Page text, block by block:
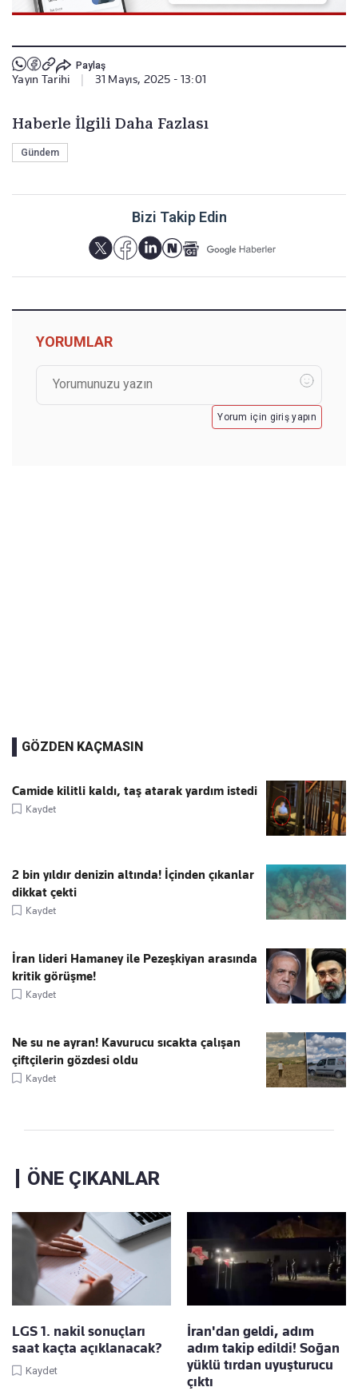
Paylaş
Yayın Tarihi 31 Mayıs, 2025 - 13:01
Haberle İlgili Daha Fazlası
Gündem
Bizi Takip Edin
YORUMLAR
Yorum için giriş yapın
GÖZDEN KAÇMASIN
Camide kilitli kaldı, taş atarak yardım istedi
Kaydet
2 bin yıldır denizin altında! İçinden çıkanlar
dikkat çekti
Kaydet
İran lideri Hamaney ile Pezeşkiyan arasında
kritik görüşme!
Kaydet
Ne su ne ayran! Kavurucu sıcakta çalışan
çiftçilerin gözdesi oldu
Kaydet
ÖNE ÇIKANLAR
LGS 1. nakil sonuçları
saat kaçta açıklanacak?
Kaydet
İran'dan geldi, adım
adım takip edildi! Soğan
yüklü tırdan uyuşturucu
çıktı